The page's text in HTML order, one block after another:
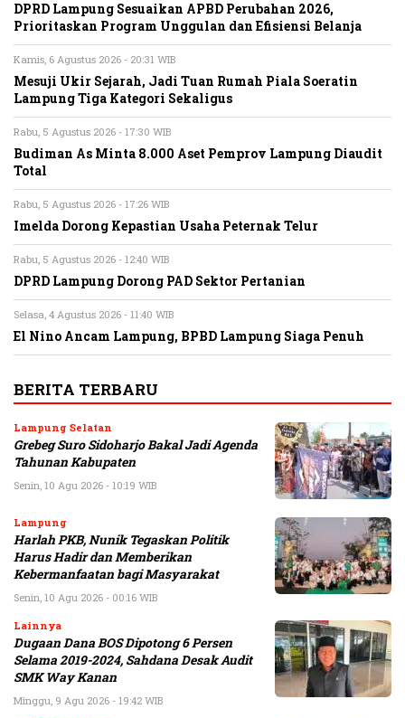
DPRD Lampung Sesuaikan APBD Perubahan 2026,
Prioritaskan Program Unggulan dan Efisiensi Belanja
Kamis, 6 Agustus 2026 - 20:31 WIB
Mesuji Ukir Sejarah, Jadi Tuan Rumah Piala Soeratin
Lampung Tiga Kategori Sekaligus
Rabu, 5 Agustus 2026 - 17:30 WIB
Budiman As Minta 8.000 Aset Pemprov Lampung Diaudit
Total
Rabu, 5 Agustus 2026 - 17:26 WIB
Imelda Dorong Kepastian Usaha Peternak Telur
Rabu, 5 Agustus 2026 - 12:40 WIB
DPRD Lampung Dorong PAD Sektor Pertanian
Selasa, 4 Agustus 2026 - 11:40 WIB
El Nino Ancam Lampung, BPBD Lampung Siaga Penuh
BERITA TERBARU
Lampung Selatan
Grebeg Suro Sidoharjo Bakal Jadi Agenda
Tahunan Kabupaten
Senin, 10 Agu 2026 - 10:19 WIB
Lampung
Harlah PKB, Nunik Tegaskan Politik
Harus Hadir dan Memberikan
Kebermanfaatan bagi Masyarakat
Senin, 10 Agu 2026 - 00:16 WIB
Lainnya
Dugaan Dana BOS Dipotong 6 Persen
Selama 2019-2024, Sahdana Desak Audit
SMK Way Kanan
Minggu, 9 Agu 2026 - 19:42 WIB